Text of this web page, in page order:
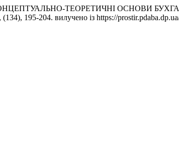
КОНЦЕПТУАЛЬНО-ТЕОРЕТИЧНІ ОСНОВИ
, (134), 195-204. вилучено із https://